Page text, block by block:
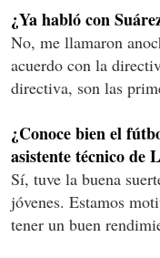
¿Ya habló con
No, me llamaron
acuerdo con la
directiva, son las
¿Conoce bien el
asistente técnico de
Sí, tuve la buena
jóvenes. Estamos
tener un buen